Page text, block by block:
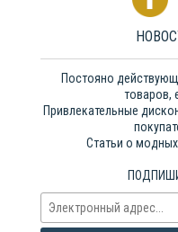
Постояно
товаров,
Привлекательные
Статьи о модных